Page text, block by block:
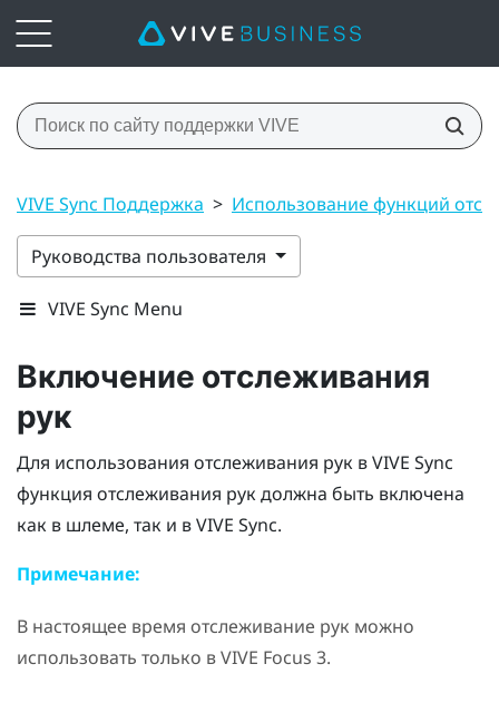
VIVE Sync Поддержка > Использование функций
Руководства пользователя
VIVE Sync Menu
Включение отслеживания
рук
Для использования отслеживания рук вVIVE Sync
функция отслеживания рук должна быть включена
как в шлеме, так и вVIVE Sync.
Примечание:
В настоящее время отслеживание рук можно
использовать только вVIVE Focus 3.